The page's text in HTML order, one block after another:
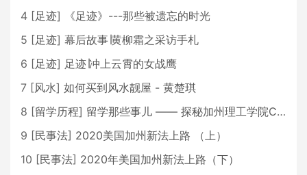
4 [足迹]
《足迹》---那些被遗忘的时光
5 [足迹] 幕后故事∣黄柳霜之采访手札
6 [足迹] 足迹∣冲上云霄的女战鹰
7 [风水] 如何买到风水靓屋 - 黄楚琪
8 [留学历程] 留学那些事儿 —— 探秘加州理工学院Caltech博士生活 [上集]
9 [民事法] 2020美国加州新法上路 （上）
10 [民事法] 2020年美国加州新法上路（下）